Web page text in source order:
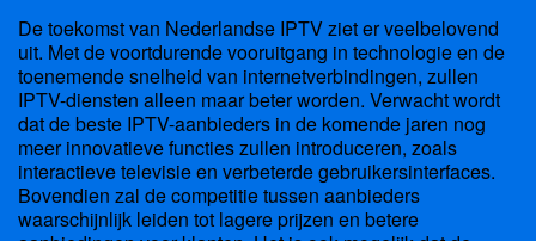
De toekomst van Nederlandse IPTV ziet er veelbelovend
uit. Met de voortdurende vooruitgang in technologie en de
toenemende snelheid van internetverbindingen, zullen
IPTV-diensten alleen maar beter worden. Verwacht wordt
dat de beste IPTV-aanbieders in de komende jaren nog
meer innovatieve functies zullen introduceren, zoals
interactieve televisie en verbeterde gebruikersinterfaces.
Bovendien zal de competitie tussen aanbieders
waarschijnlijk leiden tot lagere prijzen en betere